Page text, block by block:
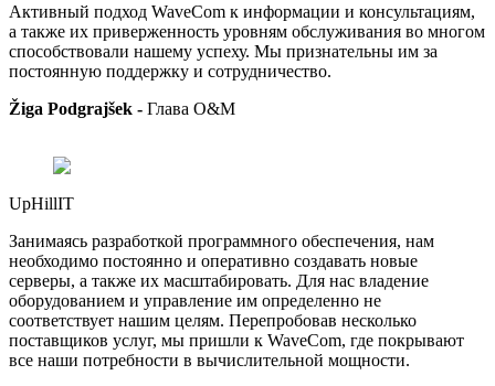
Активный подход WaveCom к информации и консультациям,
а также их приверженность уровням обслуживания во многом
способствовали нашему успеху. Мы признательны им за
постоянную поддержку и сотрудничество.
Žiga Podgrajšek - Глава O&M
UpHillIT
Занимаясь разработкой программного обеспечения, нам
необходимо постоянно и оперативно создавать новые
серверы, а также их масштабировать. Для нас владение
оборудованием и управление им определенно не
соответствует нашим целям. Перепробовав несколько
поставщиков услуг, мы пришли к WaveCom, где покрывают
все наши потребности в вычислительной мощности.